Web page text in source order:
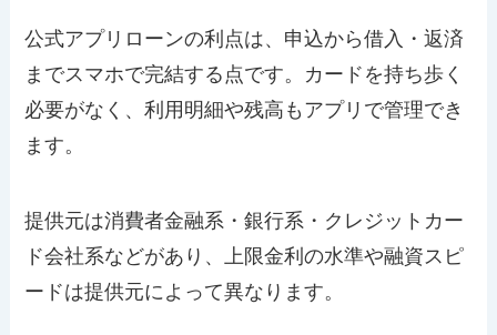
公式アプリローンの利点は、申込から借入・返済
までスマホで完結する点です。カードを持ち歩く
必要がなく、利用明細や残高もアプリで管理でき
ます。
提供元は消費者金融系・銀行系・クレジットカー
ド会社系などがあり、上限金利の水準や融資スピ
ードは提供元によって異なります。